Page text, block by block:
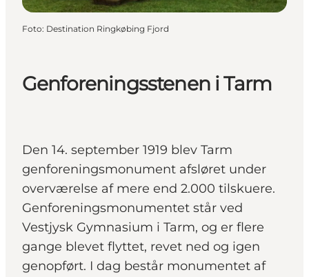
Genforeningsstenen i Tarm
Den 14. september 1919 blev Tarm
genforeningsmonument afsløret under
overværelse af mere end 2.000 tilskuere.
Genforeningsmonumentet står ved
Vestjysk Gymnasium i Tarm, og er flere
gange blevet flyttet, revet ned og igen
genopført. I dag består monumentet af
Foto: Destination Ringkøbing Fjord